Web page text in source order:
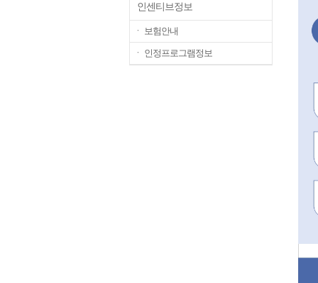
인센티브정보
ㆍ 보험안내
ㆍ 인정프로그램정보